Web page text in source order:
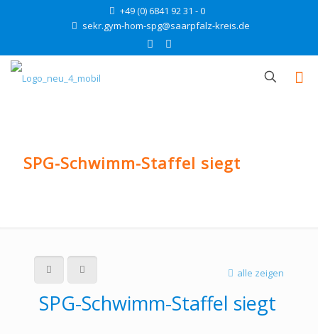
+49 (0) 6841 92 31 - 0
sekr.gym-hom-spg@saarpfalz-kreis.de
SPG-Schwimm-Staffel siegt
alle zeigen
SPG-Schwimm-Staffel siegt